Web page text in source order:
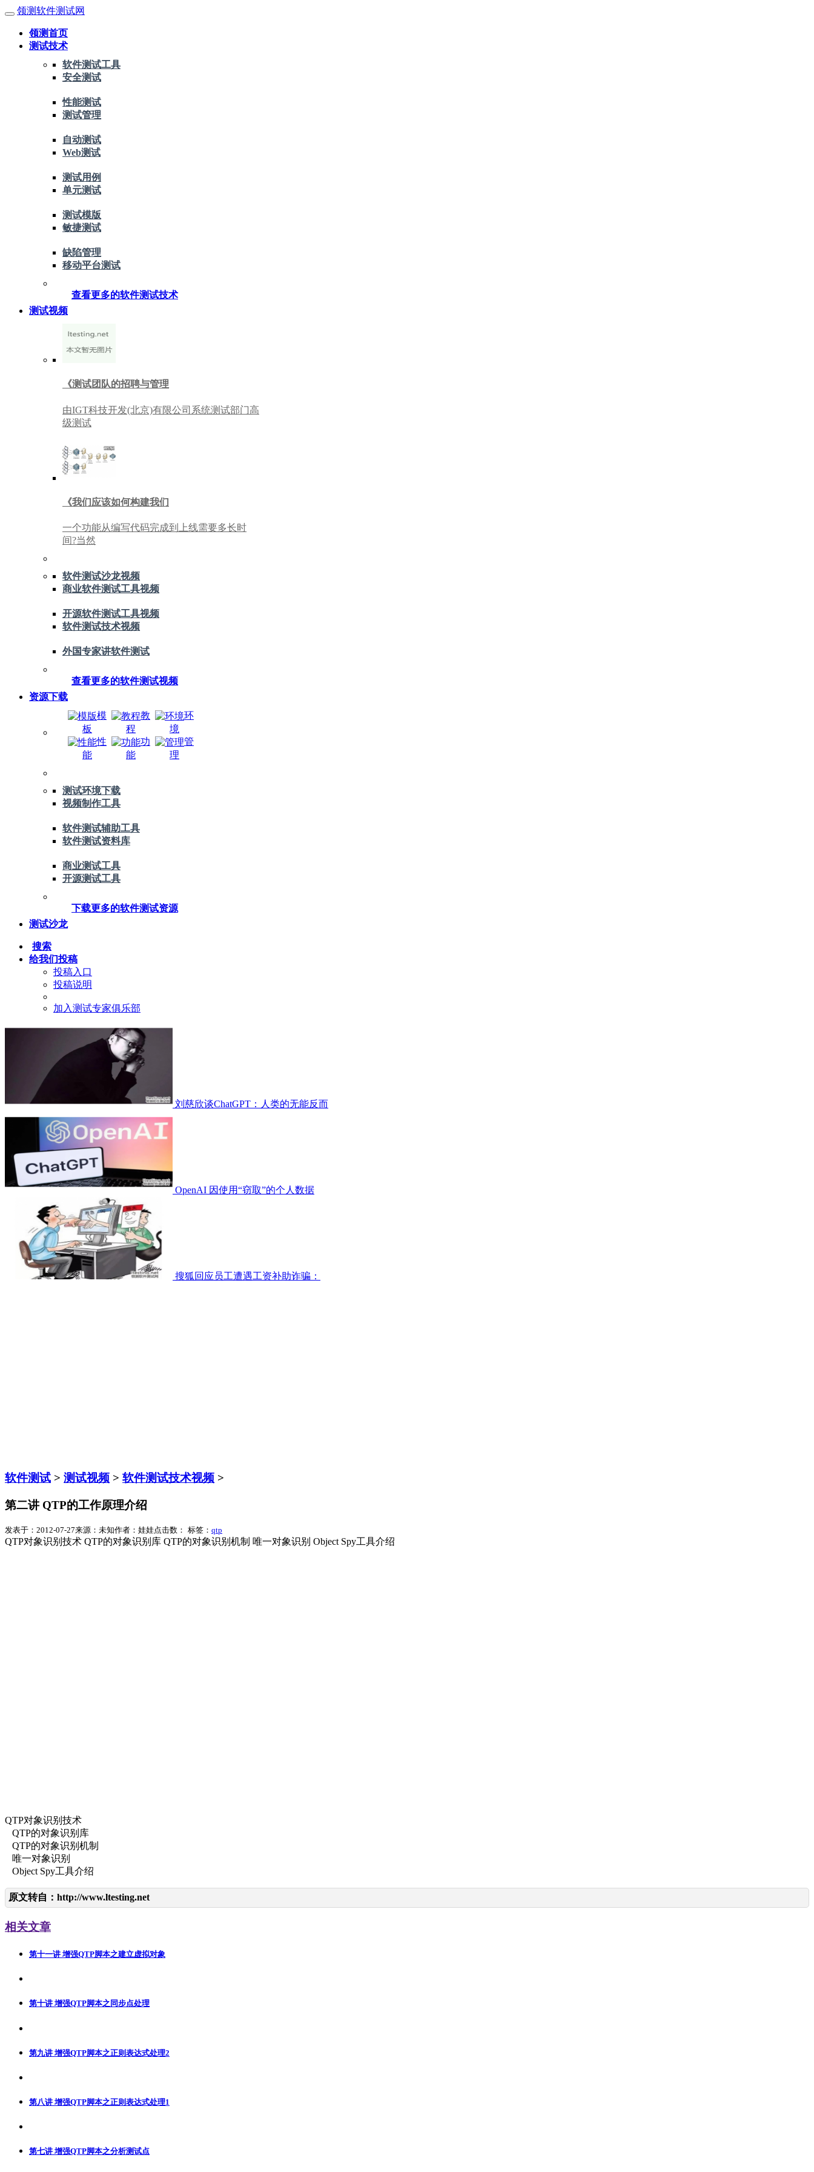
领测软件测试网
领测首页
测试技术
软件测试工具
安全测试
性能测试
测试管理
自动测试
Web测试
测试用例
单元测试
测试模版
敏捷测试
缺陷管理
移动平台测试
查看更多的软件测试技术
测试视频
《测试团队的招聘与管理
由IGT科技开发(北京)有限公司系统测试部门高
级测试
《我们应该如何构建我们
一个功能从编写代码完成到上线需要多长时
间?当然
软件测试沙龙视频
商业软件测试工具视频
开源软件测试工具视频
软件测试技术视频
外国专家讲软件测试
查看更多的软件测试视频
资源下载
模
板
教
程
环
境
性
能
功
能
管
理
测试环境下载
视频制作工具
软件测试辅助工具
软件测试资料库
商业测试工具
开源测试工具
下载更多的软件测试资源
测试沙龙
搜索
给我们投稿
投稿入口
投稿说明
加入测试专家俱乐部
刘慈欣谈ChatGPT：人类的无能反而
OpenAI 因使用“窃取”的个人数据
搜狐回应员工遭遇工资补助诈骗：
软件测试 > 测试视频 > 软件测试技术视频 >
第二讲 QTP的工作原理介绍
发表于：2012-07-27来源：未知作者：娃娃点击数： 标签： qtp
QTP对象识别技术 QTP的对象识别库 QTP的对象识别机制 唯一对象识别 Object Spy工具介绍
QTP对象识别技术
QTP的对象识别库
QTP的对象识别机制
唯一对象识别
Object Spy工具介绍
原文转自： http://www.ltesting.net
相关文章
第十一讲 增强QTP脚本之建立虚拟对象
第十讲 增强QTP脚本之同步点处理
第九讲 增强QTP脚本之正则表达式处理2
第八讲 增强QTP脚本之正则表达式处理1
第七讲 增强QTP脚本之分析测试点